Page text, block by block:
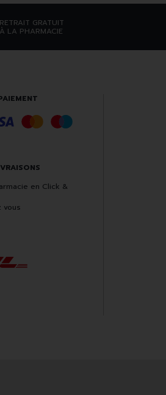
RETRAIT GRATUIT
À LA PHARMACIE
en Click &
vous